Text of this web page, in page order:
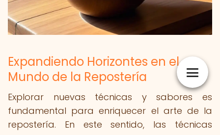
Expandiendo Horizontes en el
Mundo de la Repostería
Explorar nuevas técnicas y sabores es
fundamental para enriquecer el arte de la
repostería. En este sentido, las técnicas